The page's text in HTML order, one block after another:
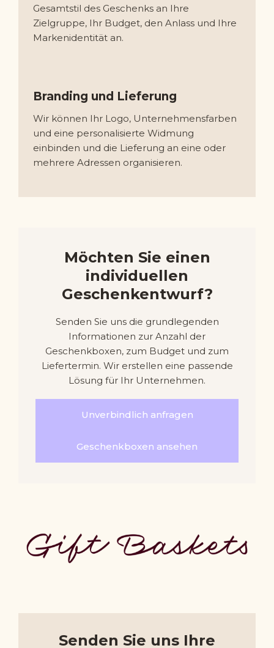
Gesamtstil des Geschenks an Ihre
Zielgruppe, Ihr Budget, den Anlass und Ihre
Markenidentität an.
Branding und Lieferung
Wir können Ihr Logo, Unternehmensfarben
und eine personalisierte Widmung
einbinden und die Lieferung an eine oder
mehrere Adressen organisieren.
Möchten Sie einen
individuellen
Geschenkentwurf?
Senden Sie uns die grundlegenden
Informationen zur Anzahl der
Geschenkboxen, zum Budget und zum
Liefertermin. Wir erstellen eine passende
Lösung für Ihr Unternehmen.
Unverbindlich anfragen
Geschenkboxen ansehen
Senden Sie uns Ihre